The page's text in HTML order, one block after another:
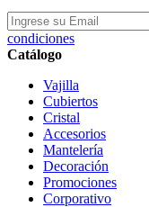
condiciones
Catálogo
Vajilla
Cubiertos
Cristal
Accesorios
Mantelería
Decoración
Promociones
Corporativo